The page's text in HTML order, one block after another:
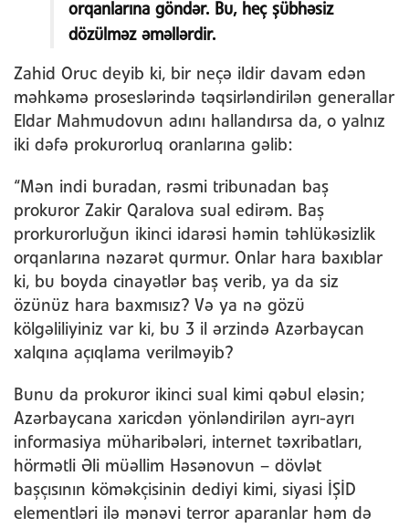
orqanlarına göndər. Bu, heç şübhəsiz
dözülməz əməllərdir.
Zahid Oruc deyib ki, bir neçə ildir davam edən
məhkəmə proseslərində təqsirləndirilən generallar
Eldar Mahmudovun adını hallandırsa da, o yalnız
iki dəfə prokurorluq oranlarına gəlib:
“Mən indi buradan, rəsmi tribunadan baş
prokuror Zakir Qaralova sual edirəm. Baş
prorkurorluğun ikinci idarəsi həmin təhlükəsizlik
orqanlarına nəzarət qurmur. Onlar hara baxıblar
ki, bu boyda cinayətlər baş verib, ya da siz
özünüz hara baxmısız? Və ya nə gözü
kölgəliliyiniz var ki, bu 3 il ərzində Azərbaycan
xalqına açıqlama verilməyib?
Bunu da prokuror ikinci sual kimi qəbul eləsin;
Azərbaycana xaricdən yönləndirilən ayrı-ayrı
informasiya müharibələri, internet təxribatları,
hörmətli Əli müəllim Həsənovun – dövlət
başçısının köməkçisinin dediyi kimi, siyasi İŞİD
elementləri ilə mənəvi terror aparanlar həm də